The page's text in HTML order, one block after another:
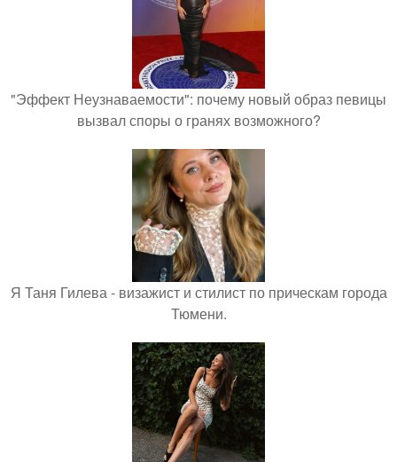
"Эффект Неузнаваемости": почему новый образ певицы
вызвал споры о гранях возможного?
Я Таня Гилева - визажист и стилист по прическам города
Тюмени.